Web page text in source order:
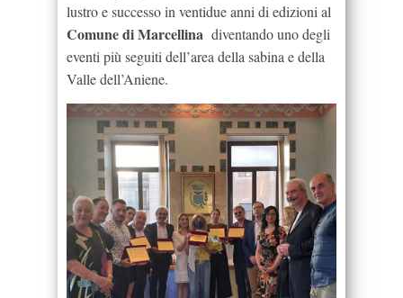
lustro e successo in ventidue anni di edizioni al
Comune di Marcellina diventando uno degli
eventi più seguiti dell’area della sabina e della
Valle dell’Aniene.